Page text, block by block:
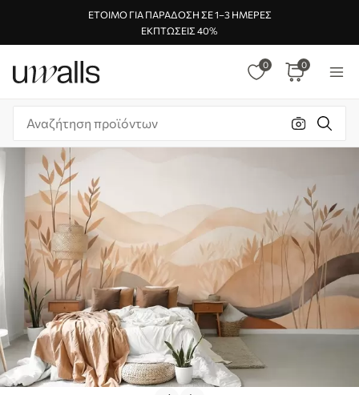
ΈΤΟΙΜΟ ΓΙΑ ΠΑΡΆΔΟΣΗ ΣΕ 1–3 ΗΜΈΡΕΣ
ΕΚΠΤΏΣΕΙΣ 40%
0 0